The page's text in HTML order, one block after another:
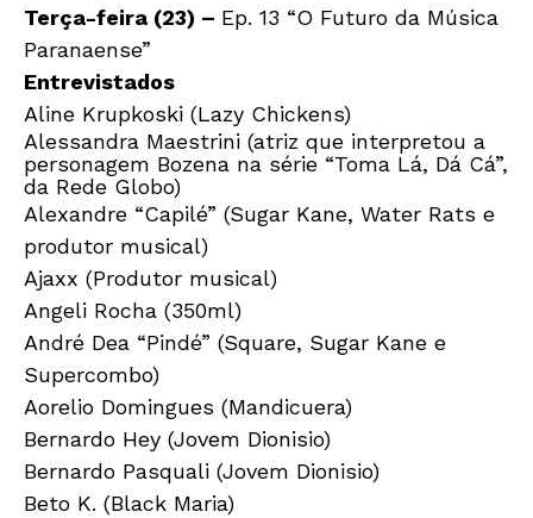
Terça-feira (23) – Ep. 13 “O Futuro da Música
Paranaense”
Entrevistados
Aline Krupkoski (Lazy Chickens)
Alessandra Maestrini (atriz que interpretou a
personagem Bozena na série “Toma Lá, Dá Cá”,
da Rede Globo)
Alexandre “Capilé” (Sugar Kane, Water Rats e
produtor musical)
Ajaxx (Produtor musical)
Angeli Rocha (350ml)
André Dea “Pindé” (Square, Sugar Kane e
Supercombo)
Aorelio Domingues (Mandicuera)
Bernardo Hey (Jovem Dionisio)
Bernardo Pasquali (Jovem Dionisio)
Beto K. (Black Maria)